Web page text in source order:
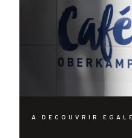
A DECOUVRIR